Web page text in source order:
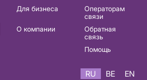
Для бизнеса
Операторам
связи
О компании
Обратная
связь
Помощь
RU BE EN